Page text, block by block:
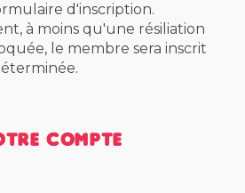
d'inscription.
à moins qu'une résiliation
le membre sera inscrit
compte